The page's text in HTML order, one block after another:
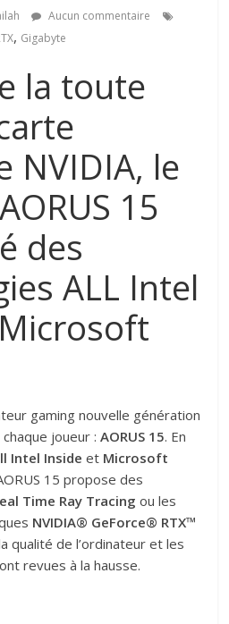
Aucun commentaire
, Gigabyte
la toute
NVIDIA, le
15
des
ALL Intel
gaming nouvelle génération
chaque joueur :AORUS 15. En
Intel Insideet Microsoft
15 propose des
Time Ray Tracing ou les
NVIDIA® GeForce® RTX™
qualité de l’ordinateur et les
revues à la hausse.